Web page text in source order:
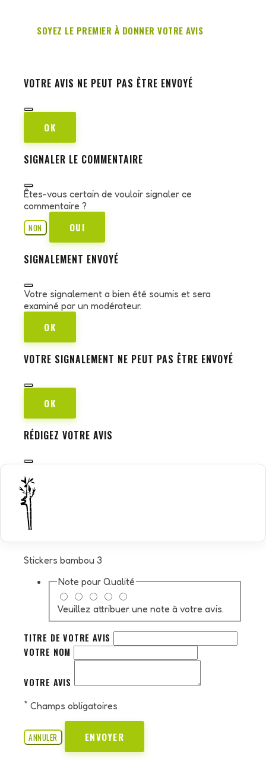
SOYEZ LE PREMIER À DONNER VOTRE AVIS
VOTRE AVIS NE PEUT PAS ÊTRE ENVOYÉ
OK
SIGNALER LE COMMENTAIRE
Êtes-vous certain de vouloir signaler ce
commentaire ?
NON
OUI
SIGNALEMENT ENVOYÉ
Votre signalement a bien été soumis et sera
examiné par un modérateur.
OK
VOTRE SIGNALEMENT NE PEUT PAS ÊTRE ENVOYÉ
OK
RÉDIGEZ VOTRE AVIS
Stickers bambou 3
Note pour Qualité
Veuillez attribuer une note à votre avis.
TITRE DE VOTRE AVIS
VOTRE NOM
VOTRE AVIS
* Champs obligatoires
ANNULER ENVOYER